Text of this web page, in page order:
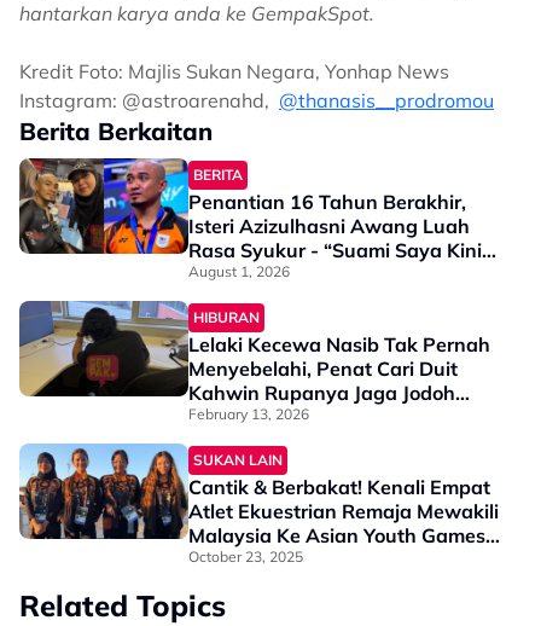
hantarkan karya anda ke GempakSpot.
Kredit Foto: Majlis Sukan Negara, Yonhap News
Instagram: @astroarenahd, @thanasis__prodromou
Berita Berkaitan
BERITA
Penantian 16 Tahun Berakhir,
Isteri Azizulhasni Awang Luah
Rasa Syukur - “Suami Saya Kini
Juara Sukan Komanwel”
August 1, 2026
HIBURAN
Lelaki Kecewa Nasib Tak Pernah
Menyebelahi, Penat Cari Duit
Kahwin Rupanya Jaga Jodoh
Orang Lain - “Apa Malang…”
February 13, 2026
SUKAN LAIN
Cantik & Berbakat! Kenali Empat
Atlet Ekuestrian Remaja Mewakili
Malaysia Ke Asian Youth Games
2025 Di Bahrain
October 23, 2025
Related Topics